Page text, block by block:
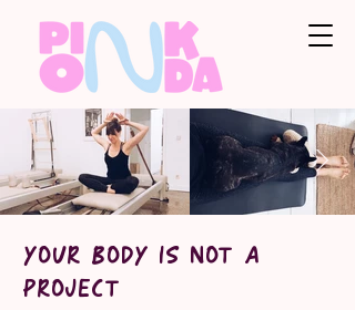
YOUR BODY IS NOT A
PROJECT